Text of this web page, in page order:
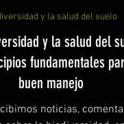
y la salud del
fundamentales
buen manejo
noticias,
y la salud del suelo